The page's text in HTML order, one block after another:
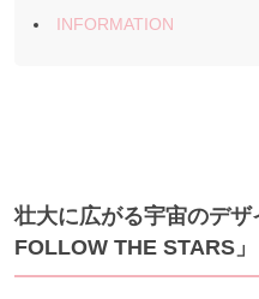
INFORMATION
壮大に広がる宇宙のデ
FOLLOW THE STARS」